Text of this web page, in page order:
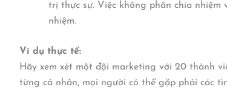
trị thực sự. Việc không phân chia nhiệm
nhiệm.
Ví dụ thực tế:
Hãy xem xét một đội marketing với 20 thành
từng cá nhân, mọi người có thể gặp phải các